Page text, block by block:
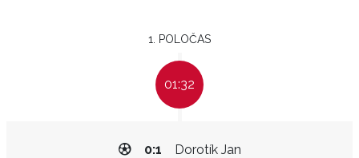
1. POLOČAS
01:32
Dorotík Jan
0:1